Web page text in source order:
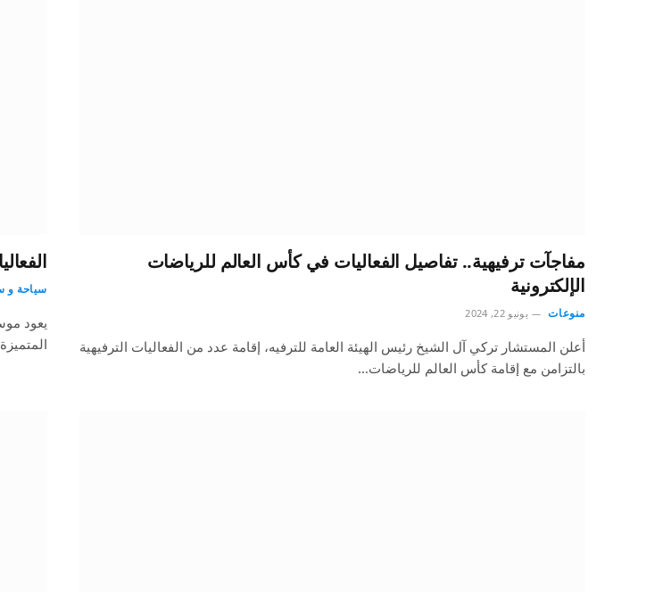
مفاجآت ترفيهية.. تفاصيل الفعاليات في كأس العالم للرياضات
الإلكترونية
منوعات يونيو 22, 2024
أعلن المستشار تركي آل الشيخ رئيس الهيئة العامة للترفيه، إقامة عدد من الفعاليات الترفيهية
بالتزامن مع إقامة كأس العالم للرياضات…
الفعاليات تبدأ 28
سياحة و